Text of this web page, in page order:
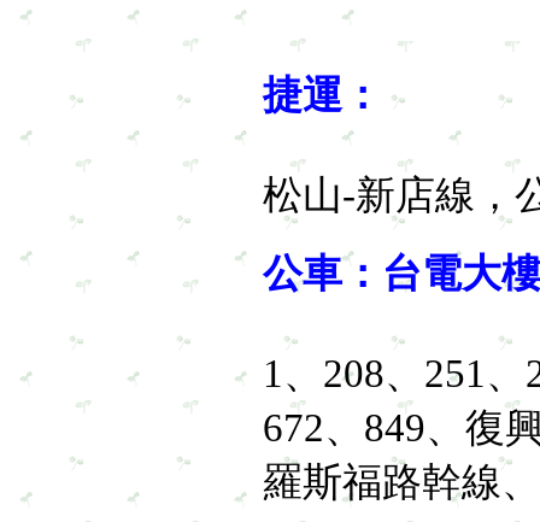
捷運：
松山-新店線，
公車：台電大
1、208、251
672、849、復
羅斯福路幹線